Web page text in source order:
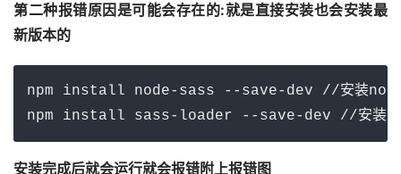
第二种报错原因是可能会存在的:就是直接安装也会安装最
新版本的
npm install node-sass --save-dev //安装
npm install sass-loader --save-dev //安装
安装完成后就会运行就会报错附上报错图